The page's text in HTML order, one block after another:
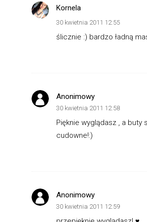
Kornela
30 kwietnia 2011 12:55
ślicznie :) bardzo ładną
Anonimowy
30 kwietnia 2011 12:58
Pięknie wyglądasz , a buty
cudowne!:)
Anonimowy
30 kwietnia 2011 12:59